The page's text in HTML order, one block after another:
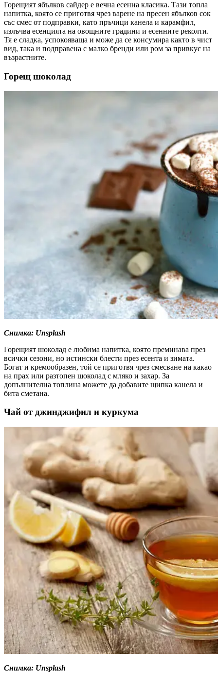
Горещият ябълков сайдер е вечна есенна класика. Тази топла
напитка, която се приготвя чрез варене на пресен ябълков сок
със смес от подправки, като пръчици канела и карамфил,
излъчва есенцията на овощните градини и есенните реколти.
Тя е сладка, успокояваща и може да се консумира както в чист
вид, така и подправена с малко бренди или ром за привкус на
възрастните.
Горещ шоколад
Снимка: Unsplash
Горещият шоколад е любима напитка, която преминава през
всички сезони, но истински блести през есента и зимата.
Богат и кремообразен, той се приготвя чрез смесване на какао
на прах или разтопен шоколад с мляко и захар. За
допълнителна топлина можете да добавите щипка канела и
бита сметана.
Чай от джинджифил и куркума
Снимка: Unsplash